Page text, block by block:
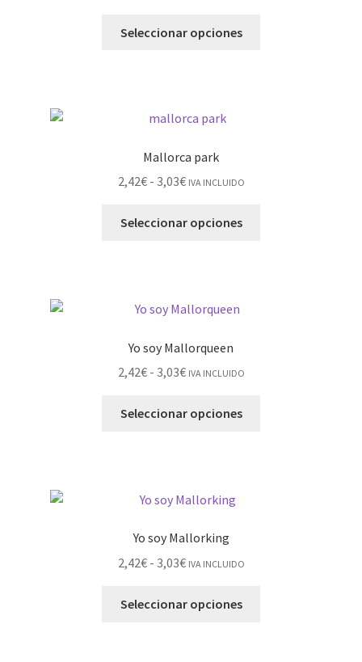
Seleccionar opciones
Mallorca park
2,42€ - 3,03€ IVA INCLUIDO
Seleccionar opciones
Yo soy Mallorqueen
2,42€ - 3,03€ IVA INCLUIDO
Seleccionar opciones
Yo soy Mallorking
2,42€ - 3,03€ IVA INCLUIDO
Seleccionar opciones